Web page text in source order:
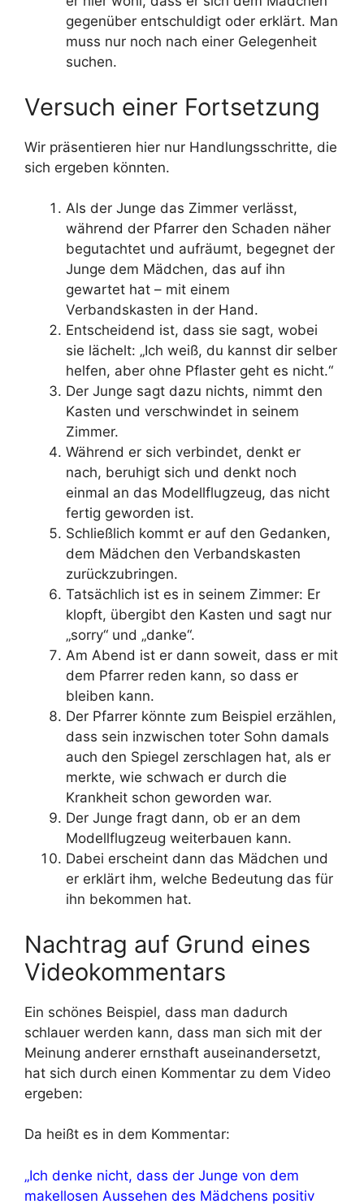
gegenüber entschuldigt oder erklärt. Man
muss nur noch nach einer Gelegenheit
suchen.
Versuch einer Fortsetzung
Wir präsentieren hier nur Handlungsschritte, die
sich ergeben könnten.
Als der Junge das Zimmer verlässt,
während der Pfarrer den Schaden näher
begutachtet und aufräumt, begegnet der
Junge dem Mädchen, das auf ihn
gewartet hat – mit einem
Verbandskasten in der Hand.
Entscheidend ist, dass sie sagt, wobei
sie lächelt: „Ich weiß, du kannst dir selber
helfen, aber ohne Pflaster geht es nicht.“
Der Junge sagt dazu nichts, nimmt den
Kasten und verschwindet in seinem
Zimmer.
Während er sich verbindet, denkt er
nach, beruhigt sich und denkt noch
einmal an das Modellflugzeug, das nicht
fertig geworden ist.
Schließlich kommt er auf den Gedanken,
dem Mädchen den Verbandskasten
zurückzubringen.
Tatsächlich ist es in seinem Zimmer: Er
klopft, übergibt den Kasten und sagt nur
„sorry“ und „danke“.
Am Abend ist er dann soweit, dass er mit
dem Pfarrer reden kann, so dass er
bleiben kann.
Der Pfarrer könnte zum Beispiel erzählen,
dass sein inzwischen toter Sohn damals
auch den Spiegel zerschlagen hat, als er
merkte, wie schwach er durch die
Krankheit schon geworden war.
Der Junge fragt dann, ob er an dem
Modellflugzeug weiterbauen kann.
Dabei erscheint dann das Mädchen und
er erklärt ihm, welche Bedeutung das für
ihn bekommen hat.
Nachtrag auf Grund eines
Videokommentars
Ein schönes Beispiel, dass man dadurch
schlauer werden kann, dass man sich mit der
Meinung anderer ernsthaft auseinandersetzt,
hat sich durch einen Kommentar zu dem Video
ergeben:
Da heißt es in dem Kommentar:
„Ich denke nicht, dass der Junge von dem
makellosen Aussehen des Mädchens positiv